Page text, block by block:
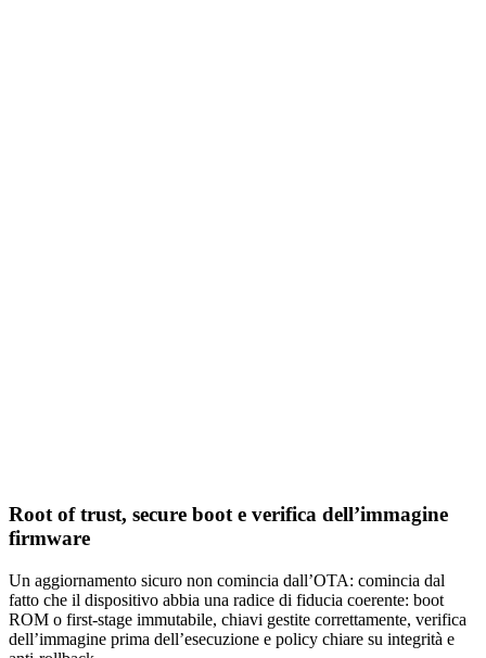
Root of trust, secure boot e verifica dell’immagine
firmware
Un aggiornamento sicuro non comincia dall’OTA: comincia dal
fatto che il dispositivo abbia una radice di fiducia coerente: boot
ROM o first-stage immutabile, chiavi gestite correttamente, verifica
dell’immagine prima dell’esecuzione e policy chiare su integrità e